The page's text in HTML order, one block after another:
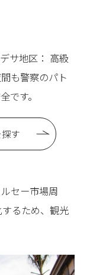
サ地区： 高級
も警察のパト
です。
す
セー市場周
るため、観光